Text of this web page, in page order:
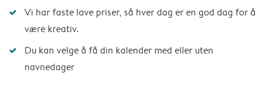
Vi har faste lave priser, så hver dag er en god dag for å
være kreativ.
Du kan velge å få din kalender med eller uten
navnedager